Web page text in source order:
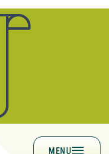
MENU